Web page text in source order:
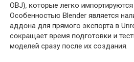
OBJ), которые легко импортируются
Особенностью Blender является
аддона для прямого экспорта в
сокращает время подготовки и
моделей сразу после их создания.